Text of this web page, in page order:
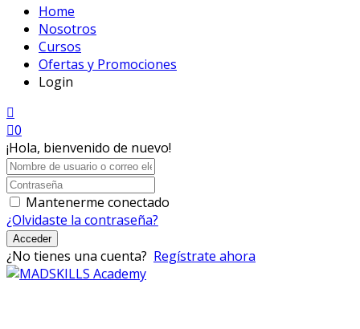
Home
Nosotros
Cursos
Ofertas y Promociones
Login
0
¡Hola, bienvenido de nuevo!
Mantenerme conectado
¿Olvidaste la contraseña?
Acceder
¿No tienes una cuenta? Regístrate ahora